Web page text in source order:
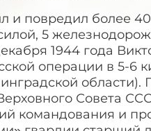
и повредил более 40
5
1944 года
операции в 5-6
области).
Совета
командования и